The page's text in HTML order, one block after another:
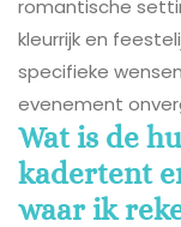
romantische
kleurrijk en
specifieke
evenement
Wat is de
kadertent
waar ik